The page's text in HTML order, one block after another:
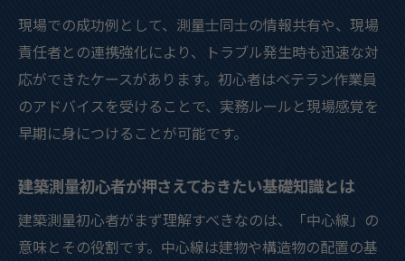
現場での成功例として、測量士同士の情報共有や、現場
責任者との連携強化により、トラブル発生時も迅速な対
応ができたケースがあります。初心者はベテラン作業員
のアドバイスを受けることで、実務ルールと現場感覚を
早期に身につけることが可能です。
建築測量初心者が押さえておきたい基礎知識とは
建築測量初心者がまず理解すべきなのは、「中心線」の
意味とその役割です。中心線は建物や構造物の配置の基